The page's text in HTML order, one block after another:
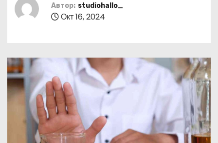
Автор: studiohallo_
Окт 16, 2024